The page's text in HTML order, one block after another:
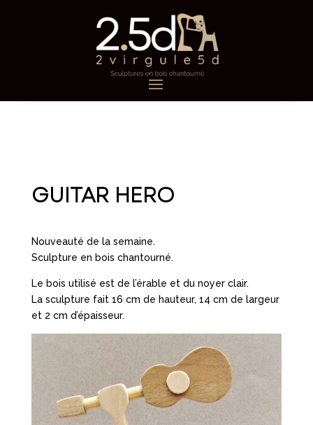
GUITAR HERO
Nouveauté de la semaine.
Sculpture en bois chantourné.
Le bois utilisé est de l’érable et du noyer clair.
La sculpture fait 16 cm de hauteur, 14 cm de largeur
et 2 cm d’épaisseur.